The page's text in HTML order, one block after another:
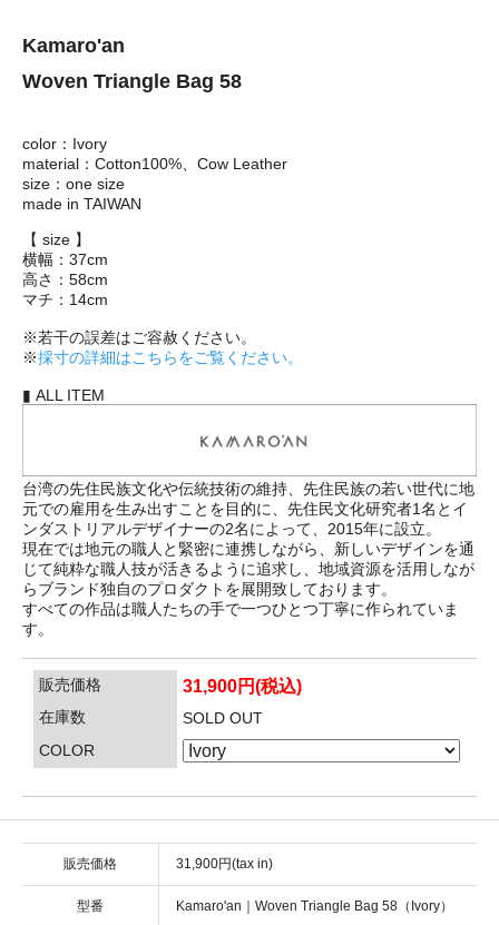
Kamaro'an
Woven Triangle Bag 58
color：Ivory
material：Cotton100%、Cow Leather
size：one size
made in TAIWAN
【 size 】
横幅：37cm
高さ：58cm
マチ：14cm
※若干の誤差はご容赦ください。
※採寸の詳細はこちらをご覧ください。
▮ ALL ITEM
台湾の先住民族文化や伝統技術の維持、先住民族の若い世代に地
元での雇用を生み出すことを目的に、先住民文化研究者1名とイ
ンダストリアルデザイナーの2名によって、2015年に設立。
現在では地元の職人と緊密に連携しながら、新しいデザインを通
じて純粋な職人技が活きるように追求し、地域資源を活用しなが
らブランド独自のプロダクトを展開致しております。
すべての作品は職人たちの手で一つひとつ丁寧に作られていま
す。
販売価格 31,900円(税込)
在庫数
SOLD OUT
COLOR
販売価格 31,900円(tax in)
型番 Kamaro'an｜Woven Triangle Bag 58（Ivory）